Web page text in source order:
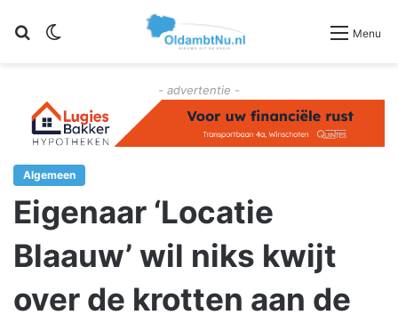
Zoeken Menu
- advertentie -
Algemeen
Eigenaar ‘Locatie
Blaauw’ wil niks kwijt
over de krotten aan de